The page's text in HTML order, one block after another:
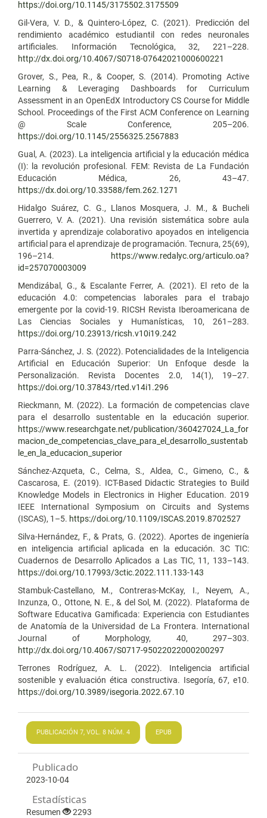
https://doi.org/10.1145/3175502.3175509
Gil-Vera, V. D., & Quintero-López, C. (2021). Predicción del
rendimiento académico estudiantil con redes neuronales
artificiales. Información Tecnológica, 32, 221–228.
http://dx.doi.org/10.4067/S0718-07642021000600221
Grover, S., Pea, R., & Cooper, S. (2014). Promoting Active
Learning & Leveraging Dashboards for Curriculum
Assessment in an OpenEdX Introductory CS Course for Middle
School. Proceedings of the First ACM Conference on Learning
@ Scale Conference, 205–206.
https://doi.org/10.1145/2556325.2567883
Gual, A. (2023). La inteligencia artificial y la educación médica
(I): la revolución profesional. FEM: Revista de La Fundación
Educación Médica, 26, 43–47.
https://dx.doi.org/10.33588/fem.262.1271
Hidalgo Suárez, C. G., Llanos Mosquera, J. M., & Bucheli
Guerrero, V. A. (2021). Una revisión sistemática sobre aula
invertida y aprendizaje colaborativo apoyados en inteligencia
artificial para el aprendizaje de programación. Tecnura, 25(69),
196–214.
https://www.redalyc.org/articulo.oa?
id=257070003009
Mendizábal, G., & Escalante Ferrer, A. (2021). El reto de la
educación 4.0: competencias laborales para el trabajo
emergente por la covid-19. RICSH Revista Iberoamericana de
Las Ciencias Sociales y Humanísticas, 10, 261–283.
https://doi.org/10.23913/ricsh.v10i19.242
Parra-Sánchez, J. S. (2022). Potencialidades de la Inteligencia
Artificial en Educación Superior: Un Enfoque desde la
Personalización. Revista Docentes 2.0, 14(1), 19–27.
https://doi.org/10.37843/rted.v14i1.296
Rieckmann, M. (2022). La formación de competencias clave
para el desarrollo sustentable en la educación superior.
https://www.researchgate.net/publication/360427024_La_for
macion_de_competencias_clave_para_el_desarrollo_sustentab
le_en_la_educacion_superior
Sánchez-Azqueta, C., Celma, S., Aldea, C., Gimeno, C., &
Cascarosa, E. (2019). ICT-Based Didactic Strategies to Build
Knowledge Models in Electronics in Higher Education. 2019
IEEE International Symposium on Circuits and Systems
(ISCAS), 1–5. https://doi.org/10.1109/ISCAS.2019.8702527
Silva-Hernández, F., & Prats, G. (2022). Aportes de ingeniería
en inteligencia artificial aplicada en la educación. 3C TIC:
Cuadernos de Desarrollo Aplicados a Las TIC, 11, 133–143.
https://doi.org/10.17993/3ctic.2022.111.133-143
Stambuk-Castellano, M., Contreras-McKay, I., Neyem, A.,
Inzunza, O., Ottone, N. E., & del Sol, M. (2022). Plataforma de
Software Educativa Gamificada: Experiencia con Estudiantes
de Anatomía de la Universidad de La Frontera. International
Journal of Morphology, 40, 297–303.
http://dx.doi.org/10.4067/S0717-95022022000200297
Terrones Rodríguez, A. L. (2022). Inteligencia artificial
sostenible y evaluación ética constructiva. Isegoría, 67, e10.
https://doi.org/10.3989/isegoria.2022.67.10
PUBLICACIÓN 7, VOL. 8 NÚM. 4 EPUB
Publicado
2023-10-04
Estadísticas
Resumen 2293